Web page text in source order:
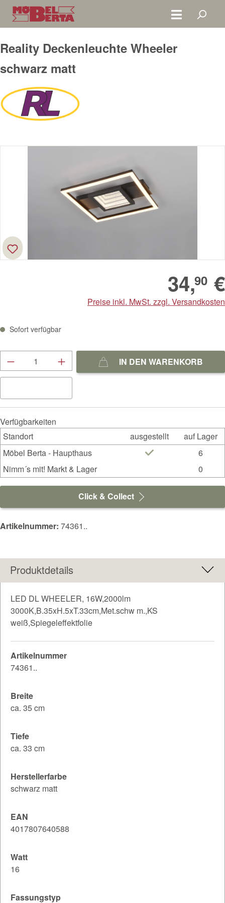
Zum Hauptinhalt springen
Reality Deckenleuchte Wheeler
schwarz matt
34,90 €
Preise inkl. MwSt. zzgl. Versandkosten
Sofort verfügbar
Produkt Anzahl: Gib den gewünschten Wert
IN DEN WARENKORB
Verfügbarkeiten
Standort
ausgestellt
auf Lager
Möbel Berta - Haupthaus
6
Nimm´s mit! Markt & Lager
0
Click & Collect
Artikelnummer: 74361..
Produktdetails
LED DL WHEELER, 16W,2000lm
3000K,B.35xH.5xT.33cm,Met.schw m.,KS
weiß,Spiegeleffektfolie
Artikelnummer
74361..
Breite
ca. 35 cm
Tiefe
ca. 33 cm
Herstellerfarbe
schwarz matt
EAN
4017807640588
Watt
16
Fassungstyp